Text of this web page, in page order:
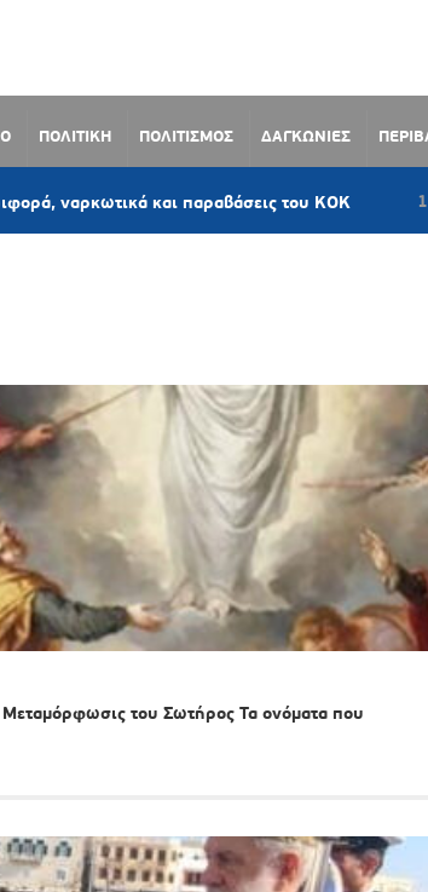
ΠΟΛΙΤΙΚΗ ΠΟΛΙΤΙΣΜΟΣ ΔΑΓΚΩΝΙΕΣ
και παραβάσεις του ΚΟΚ 13 λεπτά πριν
του Σωτήρος Τα ονόματα που